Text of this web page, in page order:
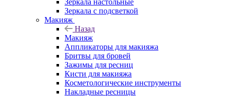
Зеркала настольные
Зеркала с подсветкой
Макияж
Назад
Макияж
Аппликаторы для макияжа
Бритвы для бровей
Зажимы для ресниц
Кисти для макияжа
Косметологические инструменты
Накладные ресницы